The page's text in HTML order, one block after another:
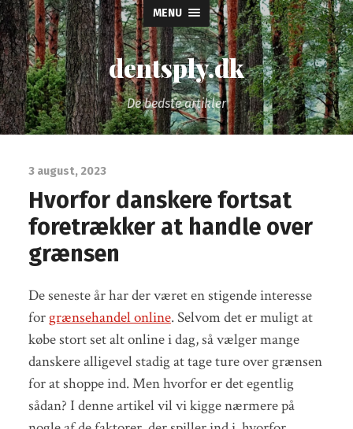
MENU
dentsply.dk
De bedste artikler
3 august, 2023
Hvorfor danskere fortsat
foretrækker at handle over
grænsen
De seneste år har der været en stigende interesse
forgrænsehandel online. Selvom det er muligt at
købe stort set alt online i dag, så vælger mange
danskere alligevel stadig at tage ture over grænsen
for at shoppe ind. Men hvorfor er det egentlig
sådan? I denne artikel vil vi kigge nærmere på